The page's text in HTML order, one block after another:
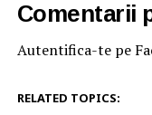
Comentarii
Autentifica-te pe
RELATED TOPICS: